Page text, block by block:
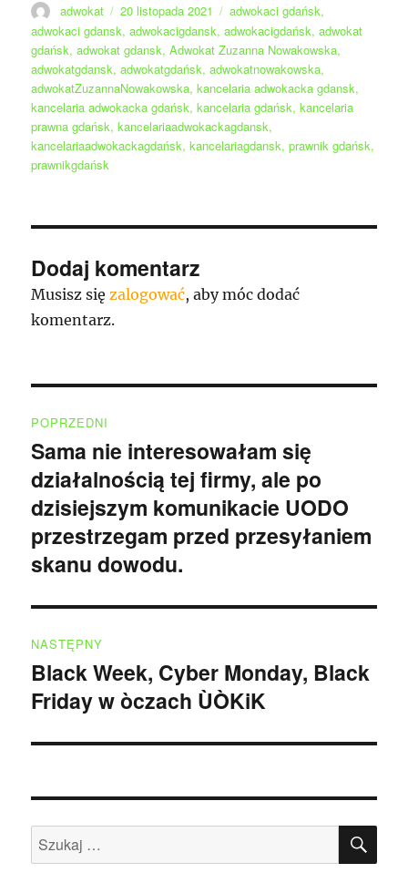
Autor
adwokat
Data
publikacji
20 listopada 2021 Tagi
adwokaci gdańsk,
adwokaci gdansk,adwokacigdansk,adwokacigdańsk,adwokat
gdańsk,adwokat gdansk,Adwokat Zuzanna Nowakowska,
adwokatgdansk,adwokatgdańsk,adwokatnowakowska,
adwokatZuzannaNowakowska,kancelaria adwokacka gdansk,
kancelaria adwokacka gdańsk,kancelaria gdańsk,kancelaria
prawna gdańsk,kancelariaadwokackagdansk,
kancelariaadwokackagdańsk,kancelariagdansk,prawnik gdańsk,
prawnikgdańsk
Dodaj komentarz
Musisz sięzalogować, aby móc dodać
komentarz.
wpisu
POPRZEDNI
Poprzedni
wpis:
Sama nie interesowałam się
działalnością tej firmy, ale po
dzisiejszym komunikacie UODO
przestrzegam przed przesyłaniem
skanu dowodu.
NASTĘPNY
Następny
wpis:
Black Week, Cyber Monday, Black
Friday w òczach ÙÒKiK
Szukaj: